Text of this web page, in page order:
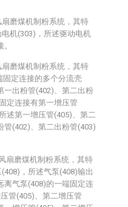
磨煤机制粉系统，其特
机(303)，所述驱动电机
磨煤机制粉系统，其特
定连接的多个分流壳
一出粉管(402)、第二出粉
定连接有第一增压管
述第一增压管(405)、第二
管(402)、第二出粉管(403)
扇磨煤机制粉系统，其特
，所述气泵(408)输出
离气泵(408)的一端固定连
管(405)、第二增压管